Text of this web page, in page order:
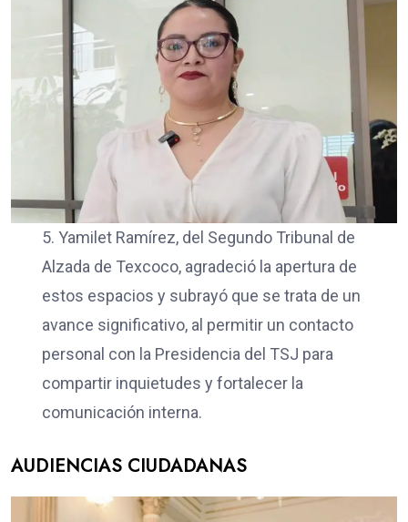
5. Yamilet Ramírez, del Segundo Tribunal de
Alzada de Texcoco, agradeció la apertura de
estos espacios y subrayó que se trata de un
avance significativo, al permitir un contacto
personal con la Presidencia del TSJ para
compartir inquietudes y fortalecer la
comunicación interna.
AUDIENCIAS CIUDADANAS